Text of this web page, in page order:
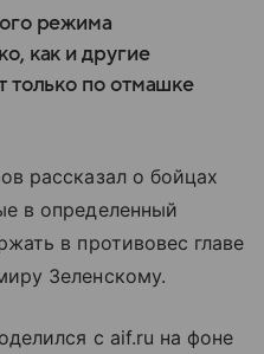
режима
как и другие
только по отмашке
рассказал о бойцах
в определенный
в противовес главе
Зеленскому.
с aif.ru на фоне